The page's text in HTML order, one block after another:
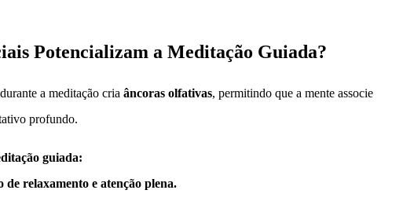
Potencializam a Meditação Guiada?
a meditação cria âncoras olfativas, permitindo que a mente associe
profundo.
guiada:
relaxamento e atenção plena.